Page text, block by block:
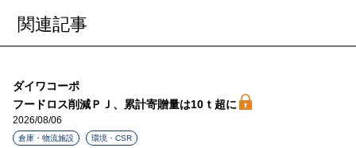
関連記事
ダイワコーポ
フードロス削減ＰＪ、累計寄贈量は10ｔ超に
2026/08/06
倉庫・物流施設 環境・CSR